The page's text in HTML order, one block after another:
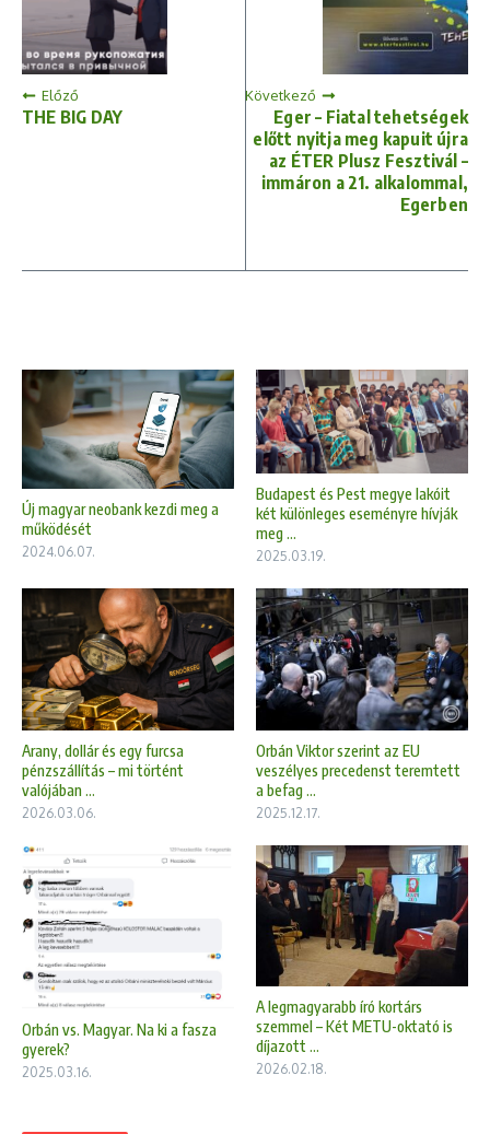
Előző
THE BIG DAY
Következő
Eger – Fiatal tehetségek
előtt nyitja meg kapuit újra
az ÉTER Plusz Fesztivál –
immáron a 21. alkalommal,
Egerben
Új magyar neobank kezdi meg a
működését
2024.06.07.
Budapest és Pest megye lakóit
két különleges eseményre hívják
meg ...
2025.03.19.
Arany, dollár és egy furcsa
pénzszállítás – mi történt
valójában ...
2026.03.06.
Orbán Viktor szerint az EU
veszélyes precedenst teremtett
a befag ...
2025.12.17.
Orbán vs. Magyar. Na ki a fasza
gyerek?
2025.03.16.
A legmagyarabb író kortárs
szemmel – Két METU-oktató is
díjazott ...
2026.02.18.